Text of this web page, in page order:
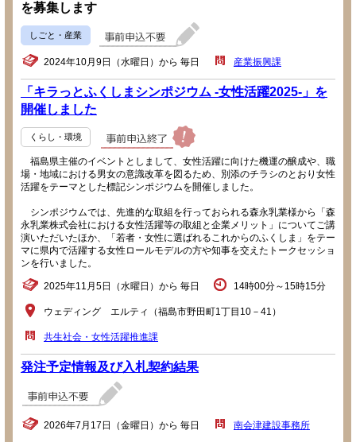
を募集します
しごと・産業
2024年10月9日（水曜日）から 毎日 産業振興課
「キラっとふくしまシンポジウム -女性活躍2025-」を
開催しました
くらし・環境
福島県主催のイベントとしまして、女性活躍に向けた機運の醸成や、職
場・地域における男女の意識改革を図るため、別添のチラシのとおり女性
活躍をテーマとした標記シンポジウムを開催しました。
シンポジウムでは、先進的な取組を行っておられる森永乳業様から「森
永乳業株式会社における女性活躍等の取組と企業メリット」についてご講
演いただいたほか、「若者・女性に選ばれるこれからのふくしま」をテー
マに県内で活躍する女性ロールモデルの方や知事を交えたトークセッショ
ンを行いました。
2025年11月5日（水曜日）から 毎日 14時00分～15時15分
ウェディング エルティ（福島市野田町1丁目10－41）
共生社会・女性活躍推進課
発注予定情報及び入札契約結果
2026年7月17日（金曜日）から 毎日 南会津建設事務所